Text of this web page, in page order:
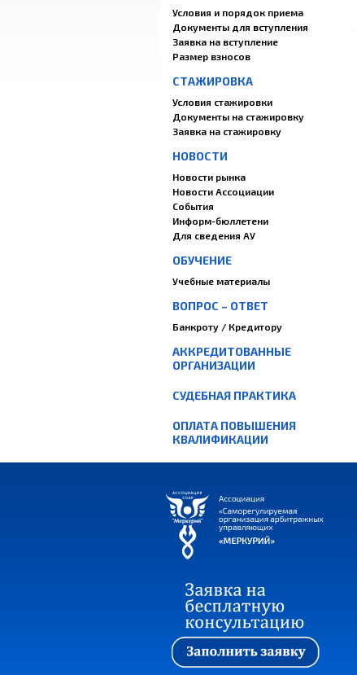
Условия и порядок приема
Документы для вступления
Заявка на вступление
Размер взносов
СТАЖИРОВКА
Условия стажировки
Документы на стажировку
Заявка на стажировку
НОВОСТИ
Новости рынка
Новости Ассоциации
События
Информ-бюллетени
Для сведения АУ
ОБУЧЕНИЕ
Учебные материалы
ВОПРОС – ОТВЕТ
Банкроту / Кредитору
АККРЕДИТОВАННЫЕ
ОРГАНИЗАЦИИ
СУДЕБНАЯ ПРАКТИКА
ОПЛАТА ПОВЫШЕНИЯ
КВАЛИФИКАЦИИ